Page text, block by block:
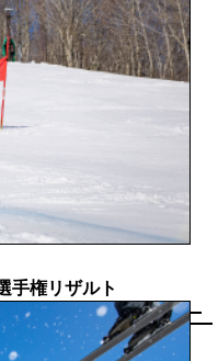
手権リザルト